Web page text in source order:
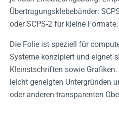
Übertragungsklebebänder:
oder SCPS-2 für kleine Formate.
Die Folie ist speziell für
Systeme konzipiert und eignet
Kleinstschriften sowie
leicht geneigten Untergründen
oder anderen transparenten